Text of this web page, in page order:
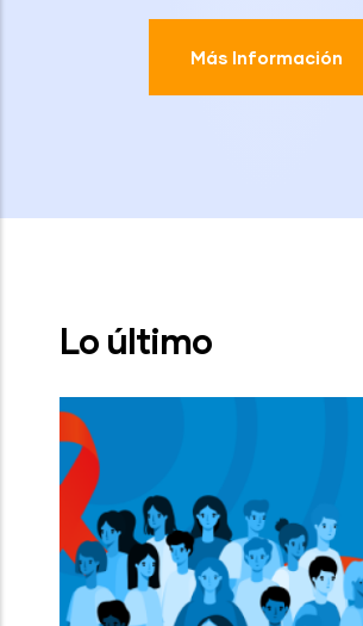
Más Información
Lo último